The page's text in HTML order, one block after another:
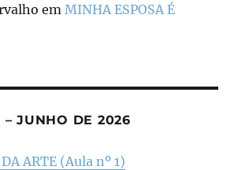
em MINHA ESPOSA É
– JUNHO DE 2026
ARTE (Aula nº 1)